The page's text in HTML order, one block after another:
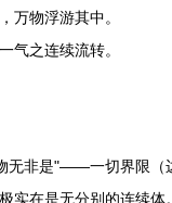
万物浮游其中。
之连续流转。
无非是"——一切界限（
实在是无分别的连续体